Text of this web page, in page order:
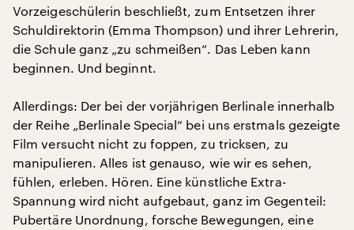
Vorzeigeschülerin beschließt, zum Entsetzen ihrer
Schuldirektorin (Emma Thompson) und ihrer Lehrerin,
die Schule ganz „zu schmeißen“. Das Leben kann
beginnen. Und beginnt.
Allerdings: Der bei der vorjährigen Berlinale innerhalb
der Reihe „Berlinale Special“ bei uns erstmals gezeigte
Film versucht nicht zu foppen, zu tricksen, zu
manipulieren. Alles ist genauso, wie wir es sehen,
fühlen, erleben. Hören. Eine künstliche Extra-
Spannung wird nicht aufgebaut, ganz im Gegenteil:
Pubertäre Unordnung, forsche Bewegungen, eine